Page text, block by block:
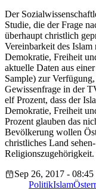
Der
Studie, die der Frage
überhaupt christlich
Vereinbarkeit des
Demokratie, Freiheit
aktuelle Daten aus
Sample) zur
Gewissenfrage in der
elf Prozent, dass der
Demokratie, Freiheit
Prozent glauben das
Bevölkerung wollen
christliches Land
Religionszugehörigkeit.
Sep 26, 2017 - 08:45
PolitikIslam